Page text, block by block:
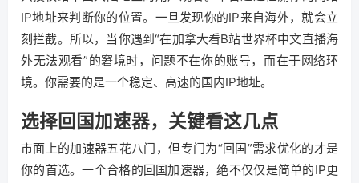
IP地址来判断你的位置。一旦发现你的IP来自海外，就会立
刻拦截。所以，当你遇到“在加拿大看B站世界杯中文直播海
外无法观看”的窘境时，问题不在你的账号，而在于网络环
境。你需要的是一个稳定、高速的国内IP地址。
选择回国加速器，关键看这几点
市面上的加速器五花八门，但专门为“回国”需求优化的才是
你的首选。一个合格的回国加速器，绝不仅仅是简单的IP更